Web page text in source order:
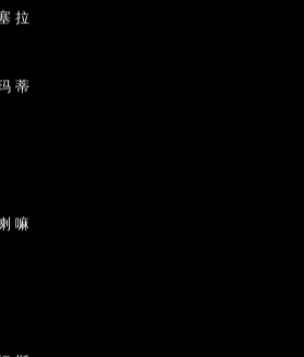
拉
蒂
嘛